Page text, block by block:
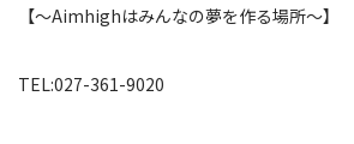
【〜Aimhighはみんなの夢を作る場所〜】
TEL:027-361-9020